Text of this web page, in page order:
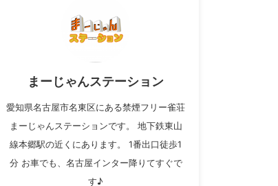
まーじゃんステーション
愛知県名古屋市名東区にある禁煙フリー雀荘
まーじゃんステーションです。 地下鉄東山
線本郷駅の近くにあります。 1番出口徒歩1
分 お車でも、名古屋インター降りてすぐで
す♪